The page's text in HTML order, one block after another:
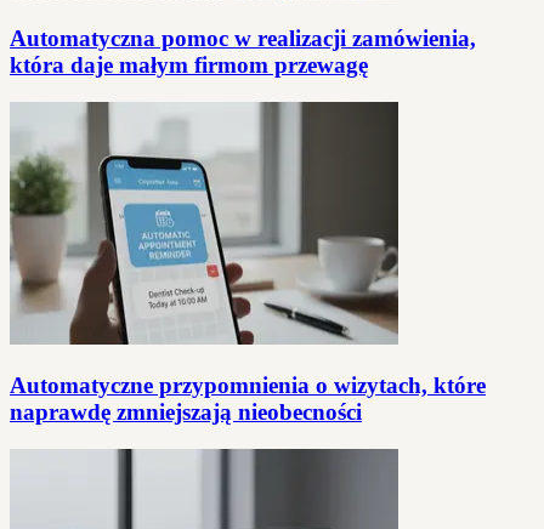
Automatyczna pomoc w realizacji zamówienia,
która daje małym firmom przewagę
Automatyczne przypomnienia o wizytach, które
naprawdę zmniejszają nieobecności